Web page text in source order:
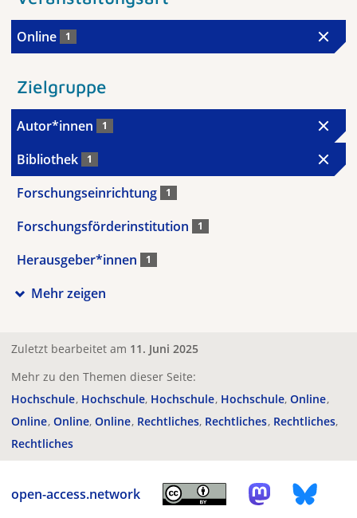
Online 1
Zielgruppe
Autor*innen 1
Bibliothek 1
Forschungseinrichtung 1
Forschungsförderinstitution 1
Herausgeber*innen 1
Mehr zeigen
Zuletzt bearbeitet am 11. Juni 2025
Mehr zu den Themen dieser Seite:
Hochschule Hochschule Hochschule Hochschule Online
Online Online Online Rechtliches Rechtliches Rechtliches
Rechtliches
open-access.network